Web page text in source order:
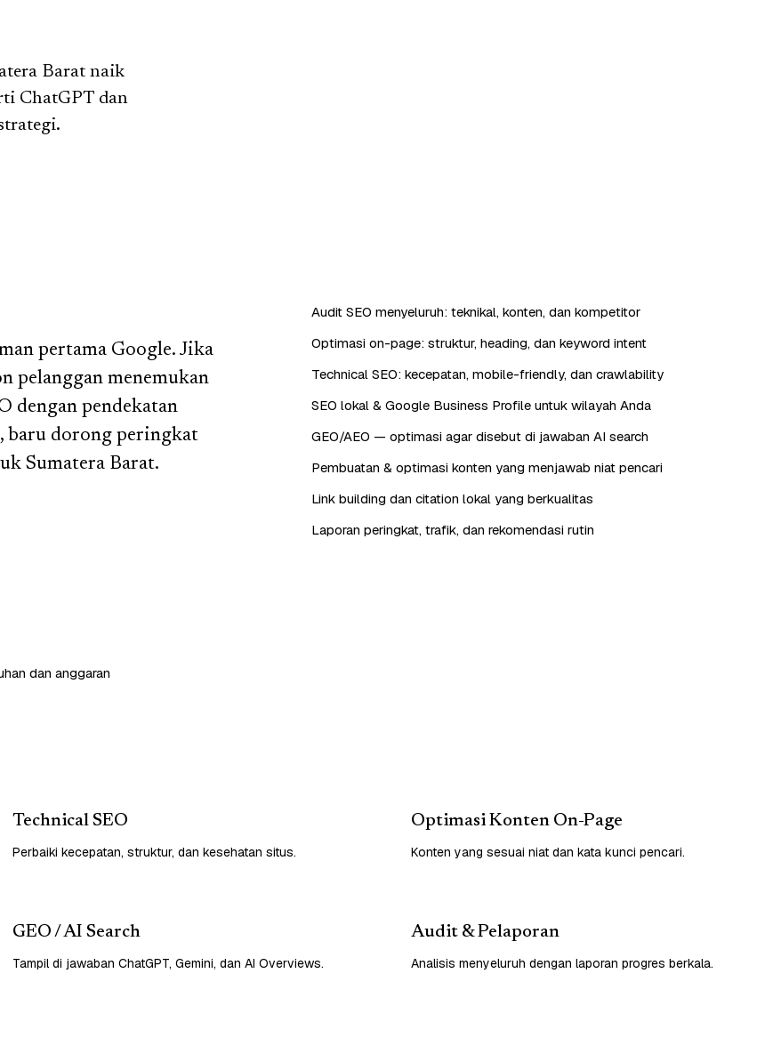
Barat naik
ChatGPT dan
pertama Google. Jika
pelanggan menemukan
dengan pendekatan
baru dorong peringkat
Sumatera Barat.
Audit SEO menyeluruh: teknikal, konten, dan kompetitor
Optimasi on-page: struktur, heading, dan keyword intent
Technical SEO: kecepatan, mobile-friendly, dan crawlability
SEO lokal & Google Business Profile untuk wilayah Anda
GEO/AEO — optimasi agar disebut di jawaban AI search
Pembuatan & optimasi konten yang menjawab niat pencari
Link building dan citation lokal yang berkualitas
Laporan peringkat, trafik, dan rekomendasi rutin
dan anggaran
Technical SEO
Perbaiki kecepatan, struktur, dan kesehatan situs.
Optimasi Konten On-Page
Konten yang sesuai niat dan kata kunci pencari.
GEO / AI Search
Tampil di jawaban ChatGPT, Gemini, dan AI Overviews.
Audit & Pelaporan
Analisis menyeluruh dengan laporan progres berkala.